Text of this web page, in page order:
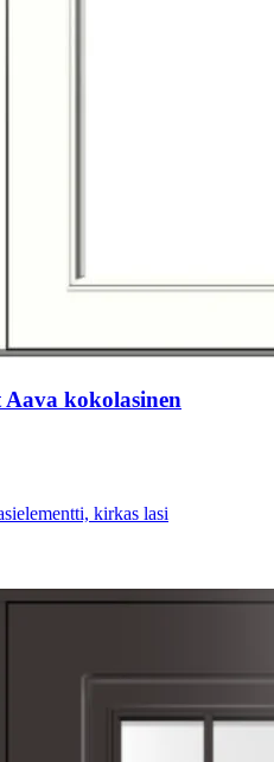
kokolasinen
kirkas lasi